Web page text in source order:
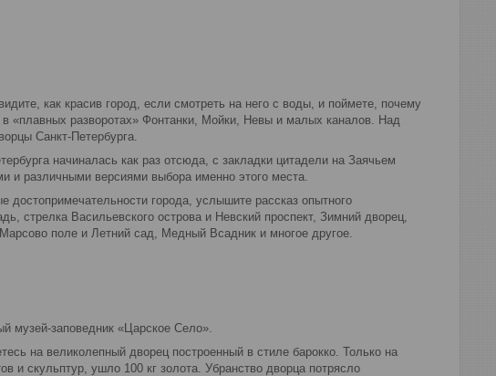
как красив город, если смотреть на него с воды, и поймете, почему
«плавных разворотах» Фонтанки, Мойки, Невы и малых каналов. Над
Санкт-Петербурга.
начиналась как раз отсюда, с закладки цитадели на Заячьем
и различными версиями выбора именно этого места.
достопримечательности города, услышите рассказ опытного
стрелка Васильевского острова и Невский проспект, Зимний дворец,
поле и Летний сад, Медный Всадник и многое другое.
музей-заповедник «Царское Село».
на великолепный дворец построенный в стиле барокко. Только на
и скульптур, ушло 100 кг золота. Убранство дворца потрясло